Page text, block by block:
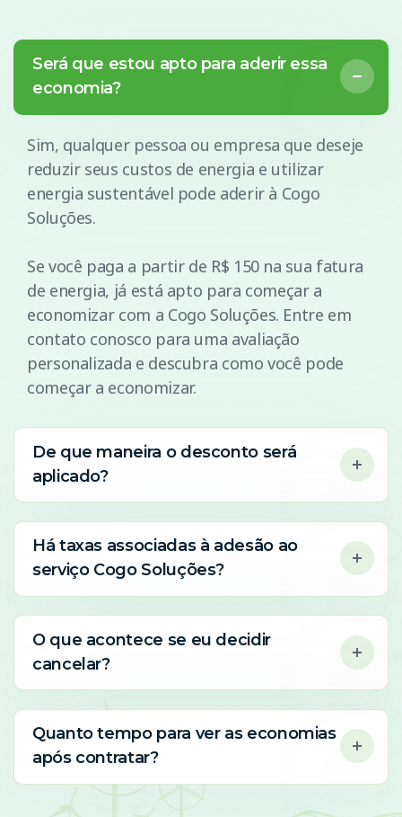
Será que estou apto para aderir essa
economia?
Sim, qualquer pessoa ou empresa que deseje
reduzir seus custos de energia e utilizar
energia sustentável pode aderir à Cogo
Soluções.
Se você paga a partir de R$ 150 na sua fatura
de energia, já está apto para começar a
economizar com a Cogo Soluções. Entre em
contato conosco para uma avaliação
personalizada e descubra como você pode
começar a economizar.
De que maneira o desconto será
aplicado?
Há taxas associadas à adesão ao
serviço Cogo Soluções?
O que acontece se eu decidir
cancelar?
Quanto tempo para ver as economias
após contratar?